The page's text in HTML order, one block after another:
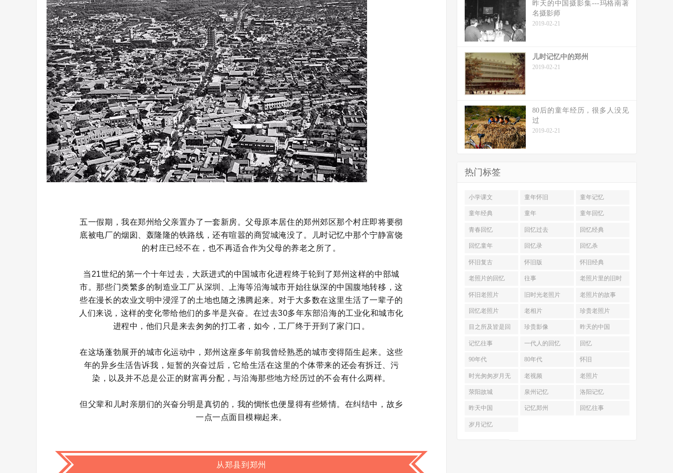
五一假期，我在郑州给父亲置办了一套新房。父母原本居住的郑州郊区那个村庄即将要彻
底被电厂的烟囱、轰隆隆的铁路线，还有喧嚣的商贸城淹没了。儿时记忆中那个宁静富饶
的村庄已经不在，也不再适合作为父母的养老之所了。
当21世纪的第一个十年过去，大跃进式的中国城市化进程终于轮到了郑州这样的中部城
市。那些门类繁多的制造业工厂从深圳、上海等沿海城市开始往纵深的中国腹地转移，这
些在漫长的农业文明中浸淫了的土地也随之沸腾起来。对于大多数在这里生活了一辈子的
人们来说，这样的变化带给他们的多半是兴奋。在过去30多年东部沿海的工业化和城市化
进程中，他们只是来去匆匆的打工者，如今，工厂终于开到了家门口。
在这场蓬勃展开的城市化运动中，郑州这座多年前我曾经熟悉的城市变得陌生起来。这些
年的异乡生活告诉我，短暂的兴奋过后，它给生活在这里的个体带来的还会有拆迁、污
染，以及并不总是公正的财富再分配，与沿海那些地方经历过的不会有什么两样。
但父辈和儿时亲朋们的兴奋分明是真切的，我的惆怅也便显得有些矫情。在纠结中，故乡
一点一点面目模糊起来。
从郑县到郑州
昨天的中国摄影集---玛格南著
名摄影师
2019-02-21
儿时记忆中的郑州
2019-02-21
80后的童年经历，很多人没见
过
2019-02-21
热门标签
小学课文 童年怀旧 童年记忆
童年经典 童年 童年回忆
青春回忆 回忆过去 回忆经典
回忆童年 回忆录 回忆杀
怀旧复古 怀旧版 怀旧经典
老照片的回忆 往事 老照片里的旧时
光
怀旧老照片 旧时光老照片 老照片的故事
回忆老照片 老相片 珍贵老照片
目之所及皆是回
忆
珍贵影像 昨天的中国
记忆往事 一代人的回忆 回忆
90年代 80年代 怀旧
时光匆匆岁月无
声
老视频 老照片
荥阳故城 泉州记忆 洛阳记忆
昨天中国 记忆郑州 回忆往事
岁月记忆